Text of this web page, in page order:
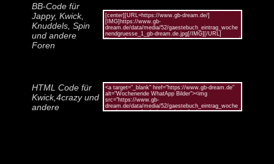
BB-Code für
Jappy, Kwick,
Knuddels, Spin
und andere
Foren
HTML Code für
Kwick,4crazy und
andere